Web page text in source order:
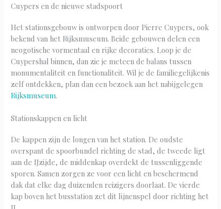
Cuypers en de nieuwe stadspoort
Het stationsgebouw is ontworpen door Pierre Cuypers, ook
bekend van het Rijksmuseum. Beide gebouwen delen een
neogotische vormentaal en rijke decoraties. Loop je de
Cuypershal binnen, dan zie je meteen de balans tussen
monumentaliteit en functionaliteit. Wil je de familiegelijkenis
zelf ontdekken, plan dan een bezoek aan het nabijgelegen
Rijksmuseum.
Stationskappen en licht
De kappen zijn de longen van het station. De oudste
overspant de spoorbundel richting de stad, de tweede ligt
aan de IJzijde, de middenkap overdekt de tussenliggende
sporen. Samen zorgen ze voor een licht en beschermend
dak dat elke dag duizenden reizigers doorlaat. De vierde
kap boven het busstation zet dit lijnenspel door richting het